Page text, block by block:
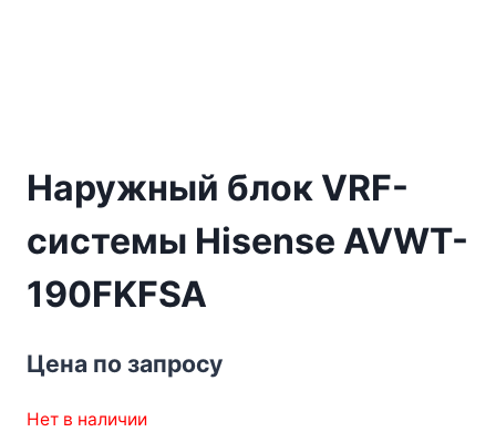
Наружный блок VRF-
системы Hisense AVWT-
190FKFSA
Цена по запросу
Нет в наличии